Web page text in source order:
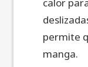
permite
manga.